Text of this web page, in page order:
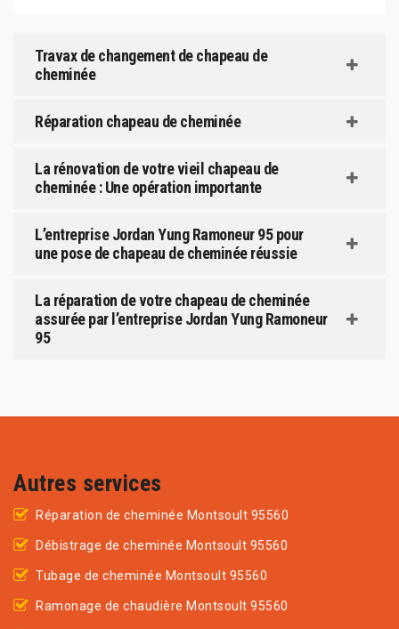
Travax de changement de chapeau de
cheminée
Réparation chapeau de cheminée
La rénovation de votre vieil chapeau de
cheminée : Une opération importante
L’entreprise Jordan Yung Ramoneur 95 pour
une pose de chapeau de cheminée réussie
La réparation de votre chapeau de cheminée
assurée par l’entreprise Jordan Yung Ramoneur
95
Autres services
Réparation de cheminée Montsoult 95560
Débistrage de cheminée Montsoult 95560
Tubage de cheminée Montsoult 95560
Ramonage de chaudière Montsoult 95560